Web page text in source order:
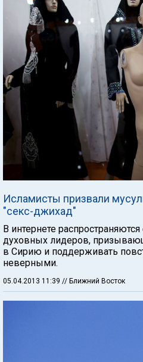
Исламисты призвали
"секс-джихад"
В интернете
духовных лидеров,
в Сирию и поддерживать
неверными.
05.04.2013 11:39 // Ближний Восток